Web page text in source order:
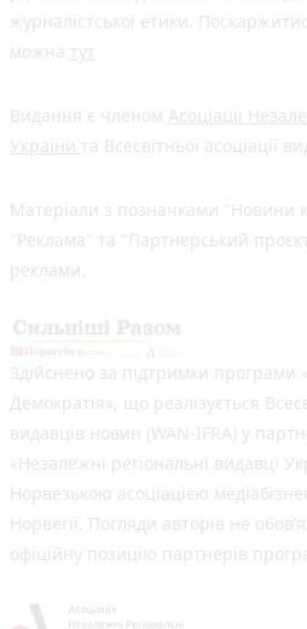
журналістської етики.
можна тут
Видання є членом Асоціації
України та Всесвітньої асоціації
Матеріали з позначками "Новини
"Реклама" та "Партнерський
реклами.
Здійснено за підтримки програми
Демократія», що реалізується
видавців новин (WAN-IFRA) у
«Незалежні регіональні видавці
Норвезькою асоціацією
Норвегії. Погляди авторів не
офіційну позицію партнерів